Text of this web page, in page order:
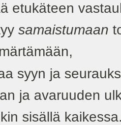
etukäteen
samaistumaan
syyn ja
ja avaruuden
sisällä